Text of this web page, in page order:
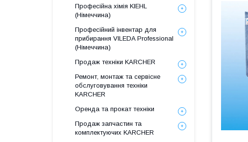
Професійна хімія KIEHL
(Німеччина)
Професійний інвентар для
прибирання VILEDA Professional
(Німеччина)
Продаж техніки KARCHER
Ремонт, монтаж та сервісне
обслуговування техніки
KARCHER
Оренда та прокат техніки
Продаж запчастин та
комплектуючих KARCHER